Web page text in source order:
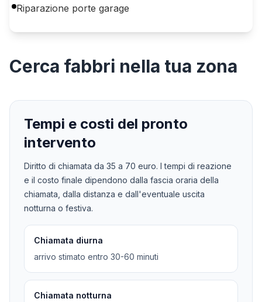
Riparazione porte garage
Cerca fabbri nella tua zona
Tempi e costi del pronto
intervento
Diritto di chiamata da 35 a 70 euro. I tempi di reazione
e il costo finale dipendono dalla fascia oraria della
chiamata, dalla distanza e dall'eventuale uscita
notturna o festiva.
Chiamata diurna
arrivo stimato entro 30-60 minuti
Chiamata notturna